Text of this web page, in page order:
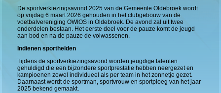
De sportverkiezingsavond 2025 van de Gemeente Oldebroek wordt
op vrijdag 6 maart 2026 gehouden in het clubgebouw van de
voetbalvereniging OWIOS in Oldebroek. De avond zal uit twee
onderdelen bestaan. Het eerste deel voor de pauze komt de jeugd
aan bod en na de pauze de volwassenen.
Indienen sporthelden
Tijdens de sportverkiezingsavond worden jeugdige talenten
gehuldigd die een bijzondere sportprestatie hebben neergezet en
kampioenen zowel individueel als per team in het zonnetje gezet.
Daarnaast wordt de sportman, sportvrouw en sportploeg van het jaar
2025 bekend gemaakt.